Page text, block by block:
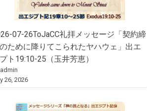
07-26ToJaCC礼拝メッセージ「契約締
ために降りてこられたヤハウェ」出エ
ト19:10-25（玉井芳恵）
26, 2026